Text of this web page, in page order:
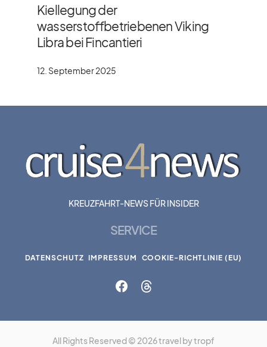
Kiellegung der
wasserstoffbetriebenen Viking
Libra bei Fincantieri
12. September 2025
KREUZFAHRT-NEWS FÜR INSIDER
SERVICE
DATENSCHUTZ IMPRESSUM COOKIE-RICHTLINIE (EU)
All Rights Reserved © 2026 travel by tropf